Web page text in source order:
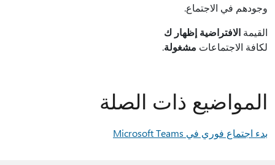
وجودهم في الاجتماع.
القيمة الافتراضية إظهار ك
لكافة الاجتماعات مشغولة.
المواضيع ذات الصلة
بدء اجتماع فوري في Microsoft Teams